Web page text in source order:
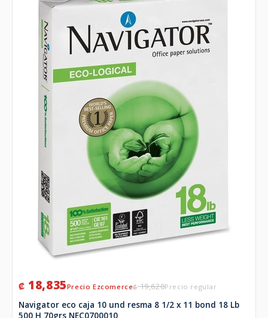
₡19,620
₡ 18,835
Navigator eco caja 10 und resma 8 1/2 x 11 bond 18 Lb
500 H 70grs NEC0700010